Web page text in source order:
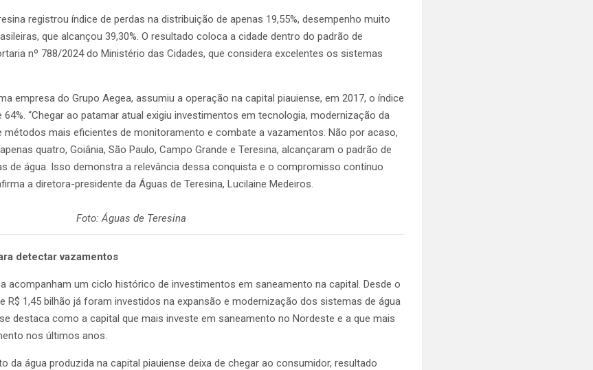
registrou índice de perdas na distribuição de apenas 19,55%, desempenho muito
que alcançou 39,30%. O resultado coloca a cidade dentro do padrão de
nº 788/2024 do Ministério das Cidades, que considera excelentes os sistemas
empresa do Grupo Aegea, assumiu a operação na capital piauiense, em 2017, o índice
64%. “Chegar ao patamar atual exigiu investimentos em tecnologia, modernização da
métodos mais eficientes de monitoramento e combate a vazamentos. Não por acaso,
quatro, Goiânia, São Paulo, Campo Grande e Teresina, alcançaram o padrão de
de água. Isso demonstra a relevância dessa conquista e o compromisso contínuo
a diretora-presidente da Águas de Teresina, Lucilaine Medeiros.
Foto: Águas de Teresina
detectar vazamentos
acompanham um ciclo histórico de investimentos em saneamento na capital. Desde o
R$ 1,45 bilhão já foram investidos na expansão e modernização dos sistemas de água
destaca como a capital que mais investe em saneamento no Nordeste e a que mais
nos últimos anos.
da água produzida na capital piauiense deixa de chegar ao consumidor, resultado